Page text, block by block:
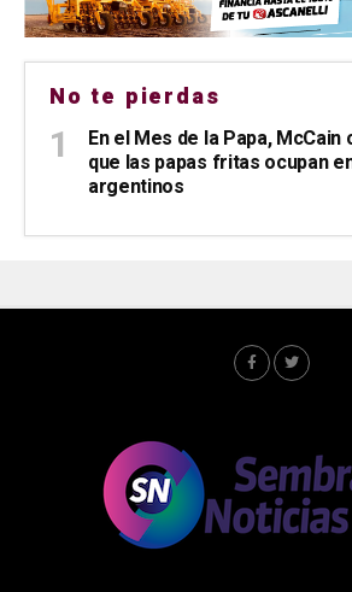
No te pierdas
En el Mes de la Papa,
que las papas fritas ocupan
argentinos